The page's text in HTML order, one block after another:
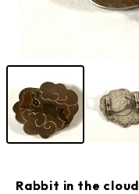
Rabbit in the